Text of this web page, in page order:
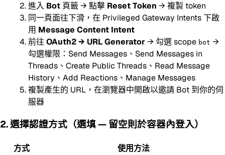
進入 Bot 頁籤 → 點擊 Reset Token → 複製 token
同一頁面往下滑，在 Privileged Gateway Intents 下啟
用 Message Content Intent
前往OAuth2 → URL Generator→ 勾選 scope bot →
勾選權限：Send Messages、Send Messages in
Threads、Create Public Threads、Read Message
History、Add Reactions、Manage Messages
複製產生的 URL，在瀏覽器中開啟以邀請 Bot 到你的伺
服器
2. 選擇認證方式（選填 — 留空則於容器內登入）
方式 使用方法